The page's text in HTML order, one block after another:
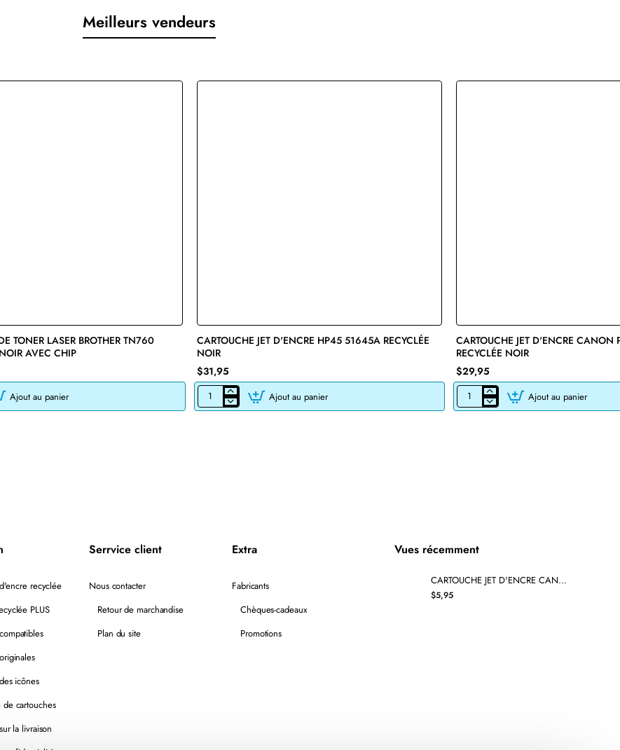
Meilleurs vendeurs
🔥 Bestseller
TONER LASER BROTHER TN760
AVEC CHIP
Ajout au panier
🔥 Bestseller
CARTOUCHE JET D'ENCRE HP45 51645A RECYCLÉE
NOIR
$31,95
CARTOUCHE
JET
Ajout au panier
CARTOUCHE JET D'ENCRE CANON
RECYCLÉE NOIR
$29,95
CARTOUCHE
JET
Ajout au panier
recyclée
PLUS
icônes
de cartouches
la livraison
Serrvice client
Nous contacter
Retour de marchandise
Plan du site
Extra
Fabricants
Chèques-cadeaux
Promotions
Vues récemment
CARTOUCHE JET D'ENCRE CANON BCI-6G COMPATIBLE VERT
$5,95